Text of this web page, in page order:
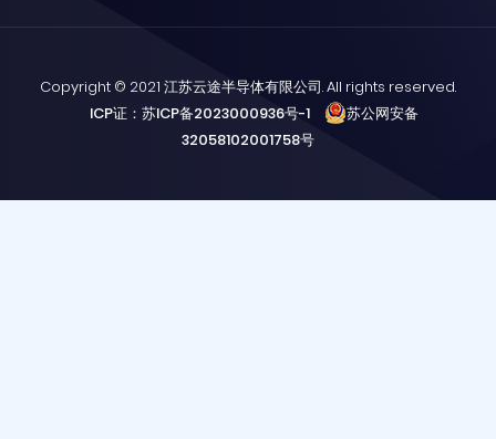
Copyright © 2021 江苏云途半导体有限公司. All rights reserved.
ICP证：苏ICP备2023000936号-1
苏公网安备
32058102001758号